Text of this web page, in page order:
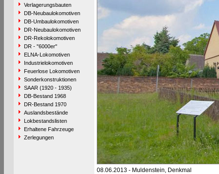
Verlagerungsbauten
DB-Neubaulokomotiven
DB-Umbaulokomotiven
DR-Neubaulokomotiven
DR-Rekolokomotiven
DR - "6000er"
ELNA-Lokomotiven
Industrielokomotiven
Feuerlose Lokomotiven
Sonderkonstruktionen
SAAR (1920 - 1935)
DB-Bestand 1968
DR-Bestand 1970
Auslandsbestände
Lokbestandslisten
Erhaltene Fahrzeuge
Zerlegungen
08.06.2013 - Muldenstein, Denkmal